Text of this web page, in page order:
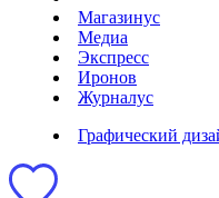
Магазинус
Медиа
Экспресс
Иронов
Журналус
Графический